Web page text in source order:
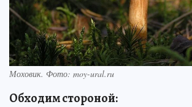
Моховик. Фото: moy-ural.ru
Обходим стороной: